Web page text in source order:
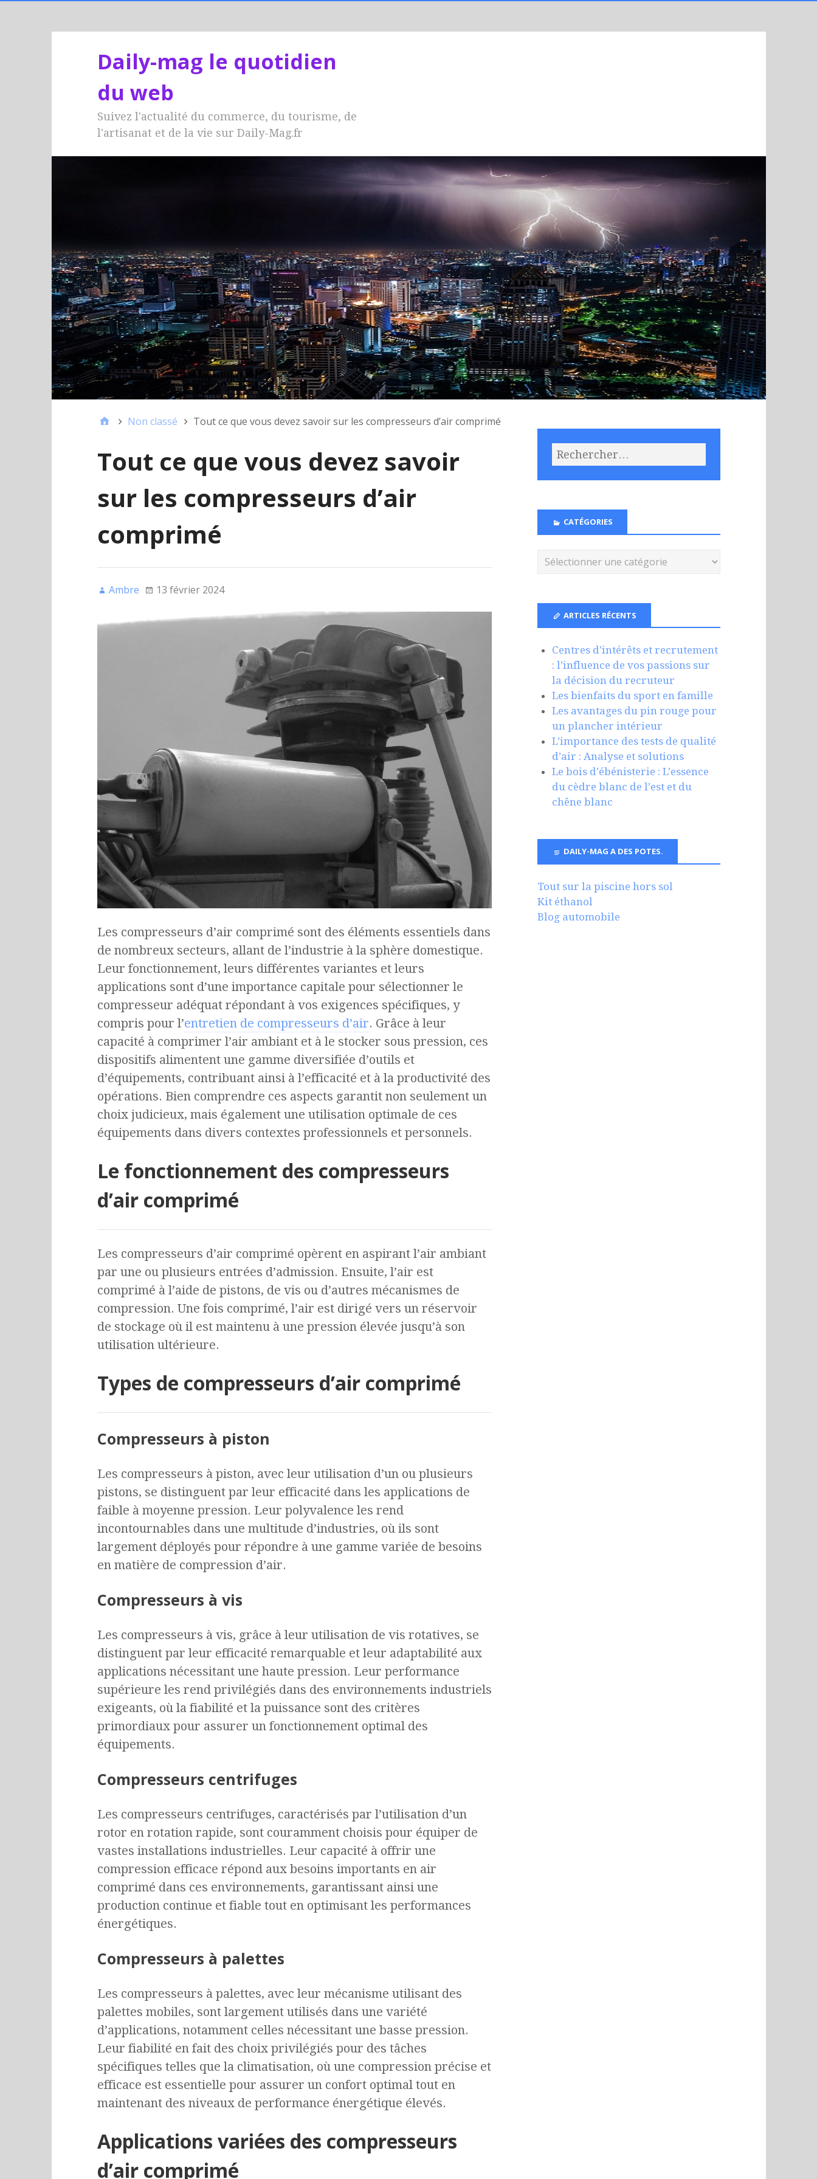
Daily-mag le quotidien
du web
Suivez l'actualité du commerce, du tourisme, de
l'artisanat et de la vie sur Daily-Mag.fr
Non classé Tout ce que vous devez savoir sur les compresseurs d’air comprimé
Tout ce que vous devez savoir
sur les compresseurs d’air
comprimé
Ambre 13 février 2024
Les compresseurs d’air comprimé sont des éléments essentiels dans
de nombreux secteurs, allant de l’industrie à la sphère domestique.
Leur fonctionnement, leurs différentes variantes et leurs
applications sont d’une importance capitale pour sélectionner le
compresseur adéquat répondant à vos exigences spécifiques, y
compris pour l’entretien de compresseurs d’air. Grâce à leur
capacité à comprimer l’air ambiant et à le stocker sous pression, ces
dispositifs alimentent une gamme diversifiée d’outils et
d’équipements, contribuant ainsi à l’efficacité et à la productivité des
opérations. Bien comprendre ces aspects garantit non seulement un
choix judicieux, mais également une utilisation optimale de ces
équipements dans divers contextes professionnels et personnels.
Le fonctionnement des compresseurs
d’air comprimé
Les compresseurs d’air comprimé opèrent en aspirant l’air ambiant
par une ou plusieurs entrées d’admission. Ensuite, l’air est
comprimé à l’aide de pistons, de vis ou d’autres mécanismes de
compression. Une fois comprimé, l’air est dirigé vers un réservoir
de stockage où il est maintenu à une pression élevée jusqu’à son
utilisation ultérieure.
Types de compresseurs d’air comprimé
Compresseurs à piston
Les compresseurs à piston, avec leur utilisation d’un ou plusieurs
pistons, se distinguent par leur efficacité dans les applications de
faible à moyenne pression. Leur polyvalence les rend
incontournables dans une multitude d’industries, où ils sont
largement déployés pour répondre à une gamme variée de besoins
en matière de compression d’air.
Compresseurs à vis
Les compresseurs à vis, grâce à leur utilisation de vis rotatives, se
distinguent par leur efficacité remarquable et leur adaptabilité aux
applications nécessitant une haute pression. Leur performance
supérieure les rend privilégiés dans des environnements industriels
exigeants, où la fiabilité et la puissance sont des critères
primordiaux pour assurer un fonctionnement optimal des
équipements.
Compresseurs centrifuges
Les compresseurs centrifuges, caractérisés par l’utilisation d’un
rotor en rotation rapide, sont couramment choisis pour équiper de
vastes installations industrielles. Leur capacité à offrir une
compression efficace répond aux besoins importants en air
comprimé dans ces environnements, garantissant ainsi une
production continue et fiable tout en optimisant les performances
énergétiques.
Compresseurs à palettes
Les compresseurs à palettes, avec leur mécanisme utilisant des
palettes mobiles, sont largement utilisés dans une variété
d’applications, notamment celles nécessitant une basse pression.
Leur fiabilité en fait des choix privilégiés pour des tâches
spécifiques telles que la climatisation, où une compression précise et
efficace est essentielle pour assurer un confort optimal tout en
maintenant des niveaux de performance énergétique élevés.
Applications variées des compresseurs
d’air comprimé
CATÉGORIES
ARTICLES RÉCENTS
Centres d’intérêts et recrutement
: l’influence de vos passions sur
la décision du recruteur
Les bienfaits du sport en famille
Les avantages du pin rouge pour
un plancher intérieur
L’importance des tests de qualité
d’air : Analyse et solutions
Le bois d’ébénisterie : L’essence
du cèdre blanc de l’est et du
chêne blanc
DAILY-MAG A DES POTES.
Tout sur la piscine hors sol
Kit éthanol
Blog automobile